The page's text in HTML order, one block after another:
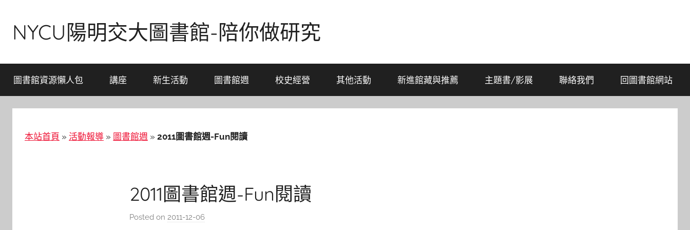
contentNYCU陽明交大圖書館-陪你做研究
圖書館資源懶人包 講座 新生活動 圖書館週 校史經營 其他活動 新進館藏與推薦 主題書/影展 聯絡我們 回圖書館網站
本站首頁 » 活動報導 » 圖書館週 » 2011圖書館週-Fun閱讀
2011圖書館週-Fun閱讀
Posted on 2011-12-06